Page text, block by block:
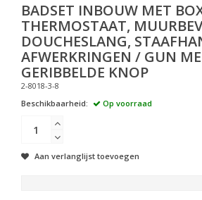
BADSET INBOUW MET
THERMOSTAAT,
DOUCHESLANG,
AFWERKRINGEN / GUN
GERIBBELDE KNOP
2-8018-3-8
Beschikbaarheid:
Op voorraad
Aan verlanglijst toevoegen